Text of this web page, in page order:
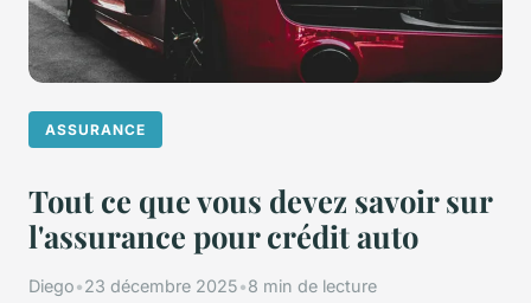
ASSURANCE
Tout ce que vous devez savoir sur
l'assurance pour crédit auto
Diego•23 décembre 2025•8 min de lecture